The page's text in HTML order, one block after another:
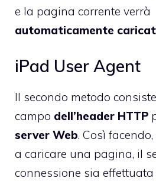
e la pagina corrente verrà
automaticamente
iPad User Agent
Il secondo metodo
campo dell’header HTTP
server Web. Così
a caricare una pagina, il
connessione sia